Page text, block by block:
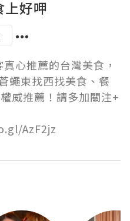
上好呷
心推薦的台灣美食，
蠅東找西找美食、餐
威推薦！請多加關注+
AzF2jz